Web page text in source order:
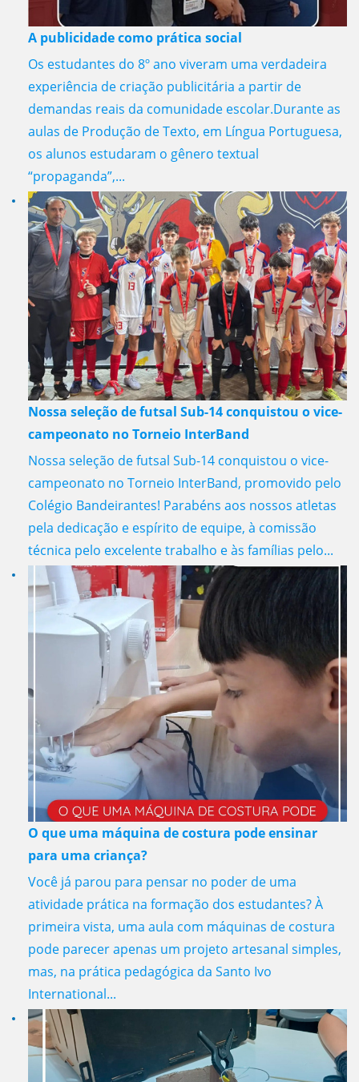
A publicidade como prática social
Os estudantes do 8º ano viveram uma verdadeira
experiência de criação publicitária a partir de
demandas reais da comunidade escolar.Durante as
aulas de Produção de Texto, em Língua Portuguesa,
os alunos estudaram o gênero textual
“propaganda”,...
Nossa seleção de futsal Sub-14 conquistou o vice-
campeonato no Torneio InterBand
Nossa seleção de futsal Sub-14 conquistou o vice-
campeonato no Torneio InterBand, promovido pelo
Colégio Bandeirantes! Parabéns aos nossos atletas
pela dedicação e espírito de equipe, à comissão
técnica pelo excelente trabalho e às famílias pelo...
O que uma máquina de costura pode ensinar
para uma criança?
Você já parou para pensar no poder de uma
atividade prática na formação dos estudantes? À
primeira vista, uma aula com máquinas de costura
pode parecer apenas um projeto artesanal simples,
mas, na prática pedagógica da Santo Ivo
International...